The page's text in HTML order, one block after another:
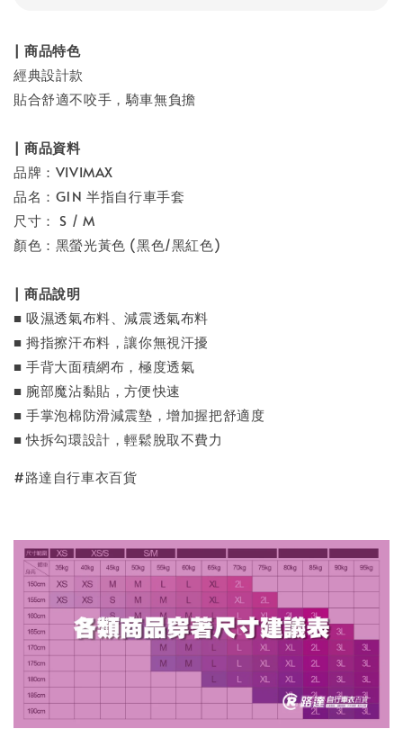
| 商品特色
經典設計款
貼合舒適不咬手，騎車無負擔
| 商品資料
品牌：VIVIMAX
品名：G1N 半指自行車手套
尺寸： S / M
顏色：黑螢光黃色 (黑色/黑紅色)
| 商品說明
■ 吸濕透氣布料、減震透氣布料
■ 拇指擦汗布料，讓你無視汗擾
■ 手背大面積網布，極度透氣
■ 腕部魔沾黏貼，方便快速
■ 手掌泡棉防滑減震墊，增加握把舒適度
■ 快拆勾環設計，輕鬆脫取不費力
#路達自行車衣百貨